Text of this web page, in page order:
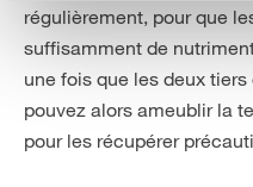
régulièrement, pour que
suffisamment de
une fois que les deux
pouvez alors ameublir la
pour les récupérer